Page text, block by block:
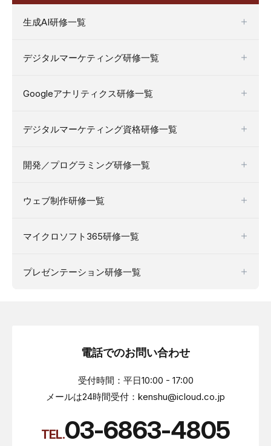
生成AI研修一覧
デジタルマーケティング研修一覧
Googleアナリティクス研修一覧
デジタルマーケティング資格研修一覧
開発／プログラミング研修一覧
ウェブ制作研修一覧
マイクロソフト365研修一覧
プレゼンテーション研修一覧
電話でのお問い合わせ
受付時間：平日10:00 - 17:00
メールは24時間受付：kenshu@icloud.co.jp
TEL.03-6863-4805